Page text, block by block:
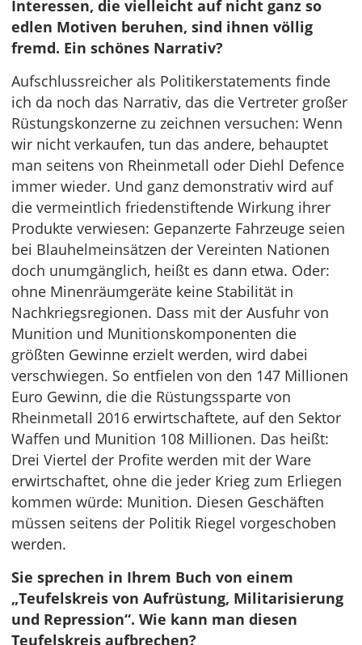
Interessen, die vielleicht auf nicht ganz so
edlen Motiven beruhen, sind ihnen völlig
fremd. Ein schönes Narrativ?
Aufschlussreicher als Politikerstatements finde
ich da noch das Narrativ, das die Vertreter großer
Rüstungskonzerne zu zeichnen versuchen: Wenn
wir nicht verkaufen, tun das andere, behauptet
man seitens von Rheinmetall oder Diehl Defence
immer wieder. Und ganz demonstrativ wird auf
die vermeintlich friedenstiftende Wirkung ihrer
Produkte verwiesen: Gepanzerte Fahrzeuge seien
bei Blauhelmeinsätzen der Vereinten Nationen
doch unumgänglich, heißt es dann etwa. Oder:
ohne Minenräumgeräte keine Stabilität in
Nachkriegsregionen. Dass mit der Ausfuhr von
Munition und Munitionskomponenten die
größten Gewinne erzielt werden, wird dabei
verschwiegen. So entfielen von den 147 Millionen
Euro Gewinn, die die Rüstungssparte von
Rheinmetall 2016 erwirtschaftete, auf den Sektor
Waffen und Munition 108 Millionen. Das heißt:
Drei Viertel der Profite werden mit der Ware
erwirtschaftet, ohne die jeder Krieg zum Erliegen
kommen würde: Munition. Diesen Geschäften
müssen seitens der Politik Riegel vorgeschoben
werden.
Sie sprechen in Ihrem Buch von einem
„Teufelskreis von Aufrüstung, Militarisierung
und Repression“. Wie kann man diesen
Teufelskreis aufbrechen?